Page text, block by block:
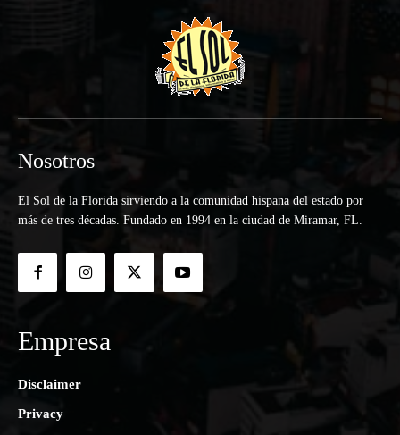
Nosotros
El Sol de la Florida sirviendo a la comunidad hispana del estado por
más de tres décadas. Fundado en 1994 en la ciudad de Miramar, FL.
Empresa
Disclaimer
Privacy